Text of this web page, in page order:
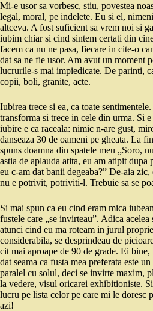
Mi-e usor sa vorbesc, stiu, povestea
legal, moral, pe indelete. Eu si el,
altceva. A fost suficient sa vrem noi si
iubim chiar si cind sintem certati din
facem ca nu ne pasa, fiecare in cite-o
dat sa ne fie usor. Am avut un moment
lucrurile-s mai impiedicate. De parinti,
copii, boli, granite, acte.
Iubirea trece si ea, ca toate
transforma si trece in cele din urma. Si
iubire e ca raceala: nimic n-are gust,
danseaza 30 de oameni pe gheata. La
spuns doamna din spatele meu „Soro,
astia de aplauda atita, eu am atipit dupa
eu c-am dat banii degeaba?” De-aia
nu e potrivit, potriviti-l. Trebuie sa se
Si mai spun ca eu cind eram mica
fustele care „se invirteau”. Adica acelea
atunci cind eu ma roteam in jurul
considerabila, se desprindeau de
cit mai aproape de 90 de grade. Ei bine,
dat seama ca fusta mea preferata este
paralel cu solul, deci se invirte maxim,
la vedere, visul oricarei exhibitioniste.
lucru pe lista celor pe care mi le doresc
azi!